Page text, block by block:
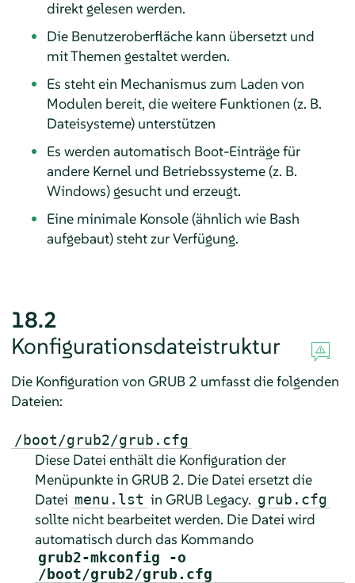
direkt gelesen werden.
Die Benutzeroberfläche kann übersetzt und
mit Themen gestaltet werden.
Es steht ein Mechanismus zum Laden von
Modulen bereit, die weitere Funktionen (z. B.
Dateisysteme) unterstützen
Es werden automatisch Boot-Einträge für
andere Kernel und Betriebssysteme (z. B.
Windows) gesucht und erzeugt.
Eine minimale Konsole (ähnlich wie Bash
aufgebaut) steht zur Verfügung.
18.2
Konfigurationsdateistruktur
Die Konfiguration von GRUB 2 umfasst die folgenden
Dateien:
/boot/grub2/grub.cfg
Diese Datei enthält die Konfiguration der
Menüpunkte in GRUB 2. Die Datei ersetzt die
Datei menu.lst in GRUB Legacy. grub.cfg
sollte nicht bearbeitet werden. Die Datei wird
automatisch durch das Kommando
grub2-mkconfig -o
/boot/grub2/grub.cfg